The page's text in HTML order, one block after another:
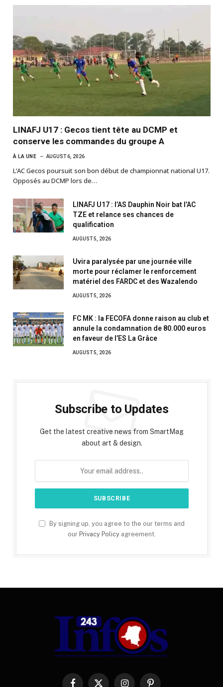
LINAFJ U17 : Gecos tient tête au DCMP et
conserve les commandes du groupe A
À LA UNE AUGUST 6, 2026
L’AC Gecos poursuit son bon début de championnat national U17.
Opposés au DCMP lors de…
LINAFJ U17 : l’AS Dauphin Noir bat l’AC
TZE et relance ses chances de
qualification
AUGUST 5, 2026
Uvira paralysée par une journée ville
morte pour réclamer le renforcement
matériel des FARDC et des Wazalendo
AUGUST 5, 2026
FC MK : la FECOFA donne raison au club et
annule la condamnation de 80.000 euros
en faveur de l’ES La Grâce
AUGUST 5, 2026
Subscribe to Updates
Get the latest creative news from SmartMag
about art & design.
By signing up, you agree to the our terms and
our Privacy Policy agreement.